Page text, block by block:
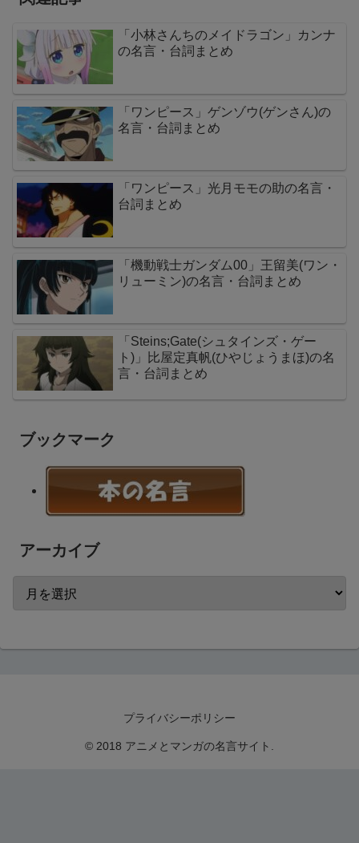
「小林さんちのメイドラゴン」カンナ
の名言・台詞まとめ
「ワンピース」ゲンゾウ(ゲンさん)の
名言・台詞まとめ
「ワンピース」光月モモの助の名言・
台詞まとめ
「機動戦士ガンダム00」王留美(ワン・
リューミン)の名言・台詞まとめ
「Steins;Gate(シュタインズ・ゲー
ト)」比屋定真帆(ひやじょうまほ)の名
言・台詞まとめ
ブックマーク
アーカイブ
プライバシーポリシー
© 2018 アニメとマンガの名言サイト.